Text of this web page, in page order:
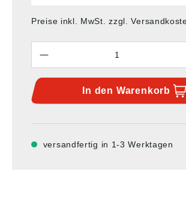
Preise inkl. MwSt. zzgl.
In den Warenkorb
versandfertig in 1-3 Werktagen